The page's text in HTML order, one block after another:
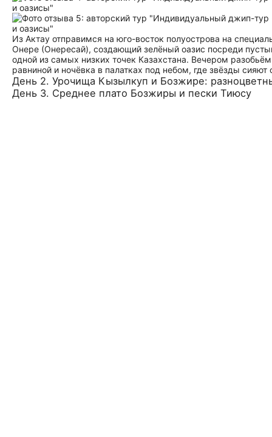
Из Актау отправимся на юго-восток полуострова на
Онере (Онересай), создающий зелёный оазис посреди
одной из самых низких точек Казахстана. Вечером
равниной и ночёвка в палатках под небом, где звёзды сияют
День 2. Урочища Кызылкуп и Бозжире:
День 3. Среднее плато Бозжиры и пески Тиюсу